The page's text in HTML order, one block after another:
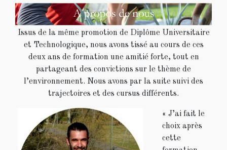
Issus de la même promotion de Diplôme Universitaire
et Technologique, nous avons tissé au cours de ces
deux ans de formation une amitié forte, tout en
partageant des convictions sur le thème de
l’environnement. Nous avons par la suite suivi des
trajectoires et des cursus différents.
« J’ai fait le
choix après
cette